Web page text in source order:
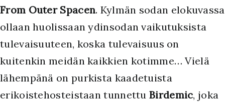
From Outer Spacen. Kylmän sodan elokuvassa
ollaan huolissaan ydinsodan vaikutuksista
tulevaisuuteen, koska tulevaisuus on
kuitenkin meidän kaikkien kotimme… Vielä
lähempänä on purkista kaadetuista
erikoistehosteistaan tunnettu Birdemic, joka